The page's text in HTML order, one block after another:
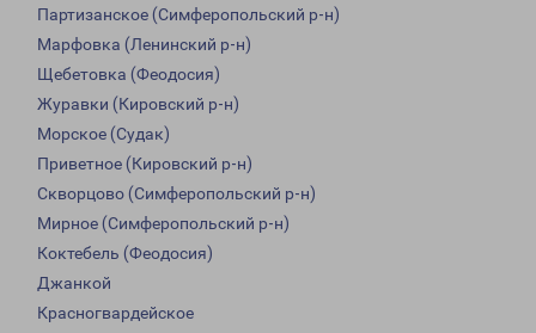
Партизанское (Симферопольский р-н)
Марфовка (Ленинский р-н)
Щебетовка (Феодосия)
Журавки (Кировский р-н)
Морское (Судак)
Приветное (Кировский р-н)
Скворцово (Симферопольский р-н)
Мирное (Симферопольский р-н)
Коктебель (Феодосия)
Джанкой
Красногвардейское